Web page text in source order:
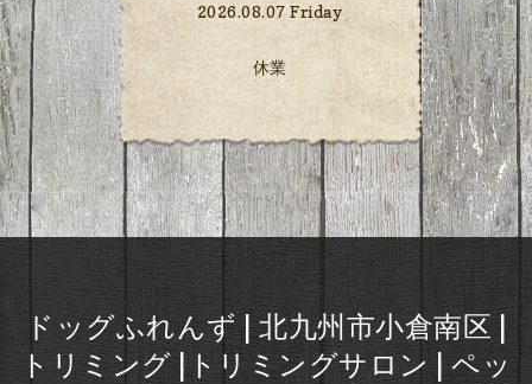
2026.08.07 Friday
休業
ドッグふれんず | 北九州市小倉南区 |
トリミング |トリミングサロン | ペッ